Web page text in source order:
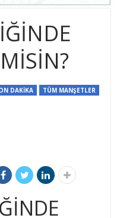
DAKİKA TÜM MANŞETLER